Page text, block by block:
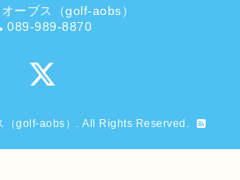
ーブス（golf-aobs）
089-989-8870
golf-aobs） . All Rights Reserved.